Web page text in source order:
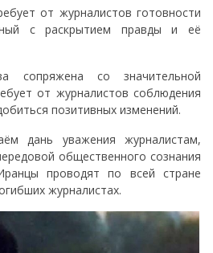
от журналистов готовности
с раскрытием правды и её
сопряжена со значительной
от журналистов соблюдения
позитивных изменений.
дань уважения журналистам,
общественного сознания
проводят по всей стране
журналистах.